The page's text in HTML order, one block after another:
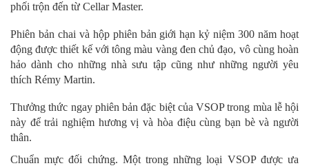
phối trộn đến từ Cellar Master.
Phiên bản chai và hộp phiên bản giới hạn kỷ niệm 300 năm hoạt
động được thiết kế với tông màu vàng đen chủ đạo, vô cùng hoàn
hảo dành cho những nhà sưu tập cũng như những người yêu
thích Rémy Martin.
Thưởng thức ngay phiên bản đặc biệt của VSOP trong mùa lễ hội
này để trải nghiệm hương vị và hòa điệu cùng bạn bè và người
thân.
Chuẩn mực đối chứng. Một trong những loại VSOP được ưa